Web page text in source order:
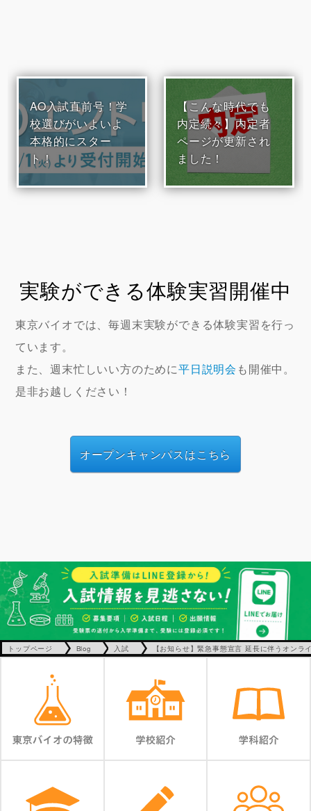
AO入試直前号！学
校選びがいよいよ
本格的にスター
ト！
【こんな時代でも
内定続々】内定者
ページが更新され
ました！
実験ができる体験実習開催中
東京バイオでは、毎週末実験ができる体験実習を行っ
ています。
また、週末忙しいい方のために平日説明会 も開催中。
是非お越しください！
オープンキャンパスはこちら
トップページ Blog 入試 【お知らせ】緊急事態宣言 延長に伴うオンラ